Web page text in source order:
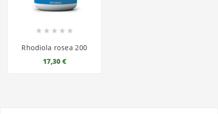
    
Rhodiola rosea 200
17,30 €